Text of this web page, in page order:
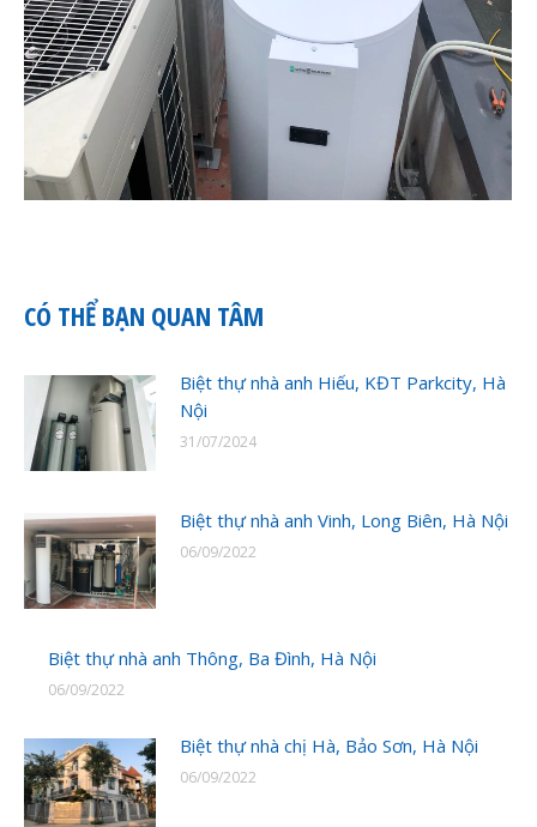
CÓ THỂ BẠN QUAN TÂM
Biệt thự nhà anh Hiếu, KĐT Parkcity, Hà
Nội
31/07/2024
Biệt thự nhà anh Vinh, Long Biên, Hà Nội
06/09/2022
Biệt thự nhà anh Thông, Ba Đình, Hà Nội
06/09/2022
Biệt thự nhà chị Hà, Bảo Sơn, Hà Nội
06/09/2022